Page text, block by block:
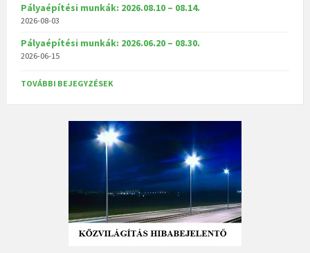
Pályaépítési munkák: 2026.08.10 – 08.14.
2026-08-03
Pályaépítési munkák: 2026.06.20 – 08.30.
2026-06-15
TOVÁBBI BEJEGYZÉSEK